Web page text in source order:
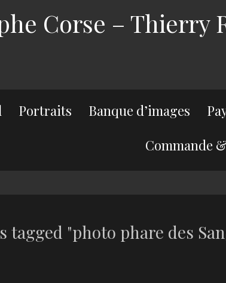
Corse – Thierry
Portraits Banque d’images
Commande
tagged "photo phare des